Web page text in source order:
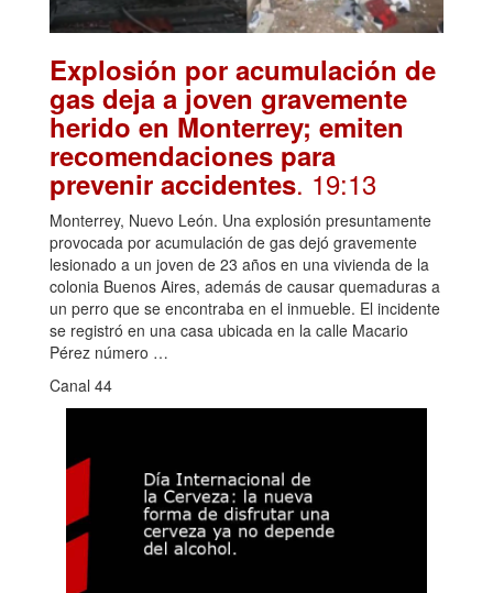
Explosión por acumulación de
gas deja a joven gravemente
herido en Monterrey; emiten
recomendaciones para
prevenir accidentes. 19:13
Monterrey, Nuevo León. Una explosión presuntamente
provocada por acumulación de gas dejó gravemente
lesionado a un joven de 23 años en una vivienda de la
colonia Buenos Aires, además de causar quemaduras a
un perro que se encontraba en el inmueble. El incidente
se registró en una casa ubicada en la calle Macario
Pérez número …
Canal 44